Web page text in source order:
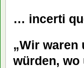
… incerti
„Wir waren
würden, wo